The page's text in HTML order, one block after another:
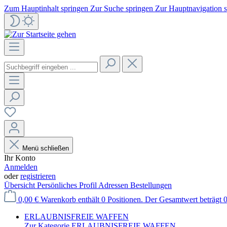
Zum Hauptinhalt springen Zur Suche springen Zur Hauptnavigation
Menü schließen
Ihr Konto
Anmelden
oderregistrieren
Übersicht Persönliches Profil Adressen Bestellungen
0,00 € Warenkorb enthält 0 Positionen. Der Gesamtwert beträgt
ERLAUBNISFREIE WAFFEN